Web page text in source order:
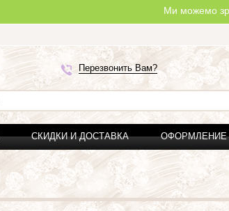
Ми можемо зробити
Перезвонить Вам?
СКИДКИ И ДОСТАВКА ОФОРМЛЕНИЕ